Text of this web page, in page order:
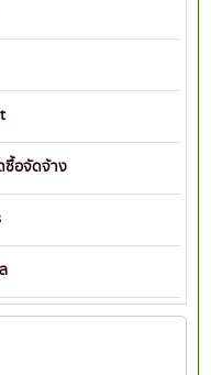
ซื้อจัดจ้าง